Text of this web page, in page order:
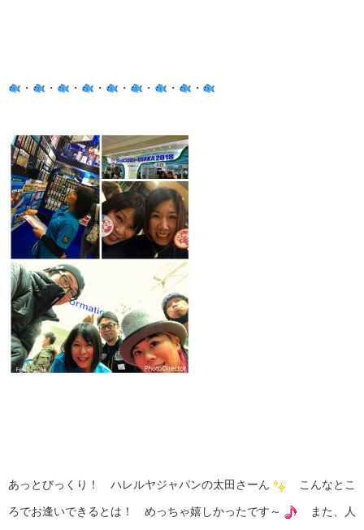
・ ・ ・ ・ ・ ・ ・ ・
あっとびっくり！ ハレルヤジャパンの太田さーん こんなとこ
ろでお逢いできるとは！ めっちゃ嬉しかったです～ また、人